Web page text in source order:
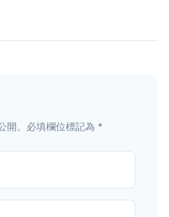
開。必填欄位標記為 *